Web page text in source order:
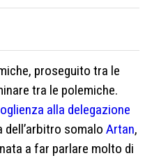
proseguito tra le
tra le polemiche.
alla delegazione
dell’arbitro somalo Artan,
a far parlare molto di